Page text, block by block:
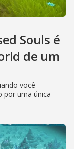
Souls é
de um
você
por uma única